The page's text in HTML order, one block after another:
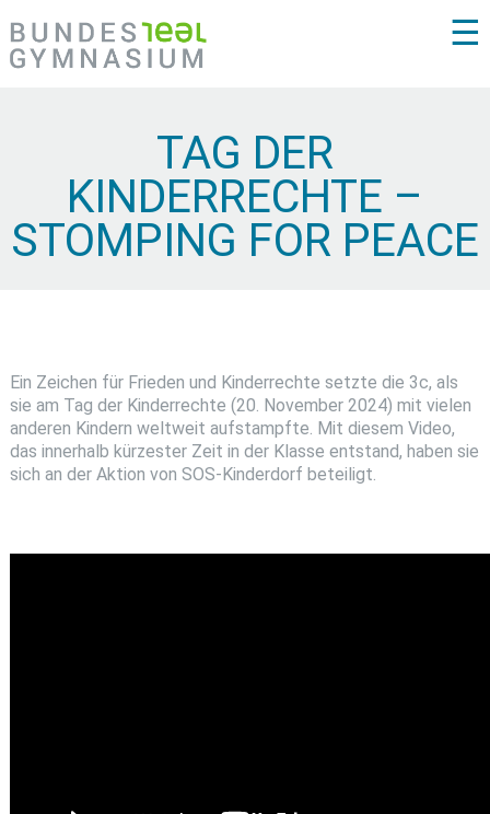
☰
TAG DER
KINDERRECHTE –
STOMPING FOR PEACE
Ein Zeichen für Frieden und Kinderrechte setzte die 3c, als
sie am Tag der Kinderrechte (20. November 2024) mit vielen
anderen Kindern weltweit aufstampfte. Mit diesem Video,
das innerhalb kürzester Zeit in der Klasse entstand, haben sie
sich an der Aktion von SOS-Kinderdorf beteiligt.